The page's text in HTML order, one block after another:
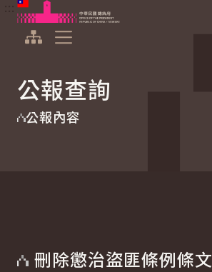
跳到主要內容
中華民國總統府
公報查詢
公報內容
刪除懲治盜匪條例條文